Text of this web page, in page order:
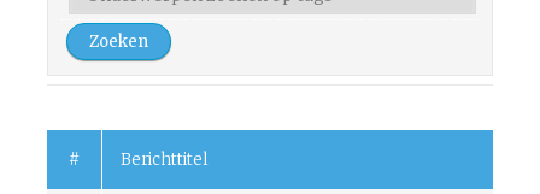
# Berichttitel